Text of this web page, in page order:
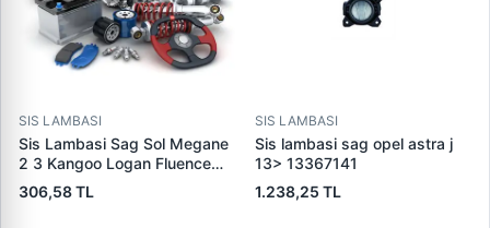
SIS LAMBASI
Sis Lambasi Sag Sol Megane
2 3 Kangoo Logan Fluence
Laguna 2 3 Master Fiesta
Fusion Connect V347 C4 C5
306,58 TL
SIS LAMBASI
Sis lambasi sag opel astra j
13> 13367141
1.238,25 TL